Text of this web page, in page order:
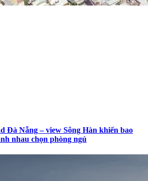
Đà Nẵng – view Sông Hàn khiến bao
nhau chọn phòng ngủ